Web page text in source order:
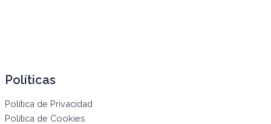
Políticas
Política de Privacidad
Política de Cookies